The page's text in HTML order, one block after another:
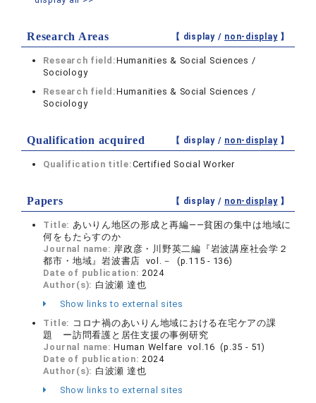
Research Areas 【 display / non-display】
Research field:Humanities & Social Sciences /
Sociology
Research field:Humanities & Social Sciences /
Sociology
Qualification acquired 【 display / non-display】
Qualification title:Certified Social Worker
Papers 【 display / non-display】
Title: あいりん地区の形成と再編――貧困の集中は地域に
何をもたらすのか
Journal name: 岸政彦・川野英二編『岩波講座社会学２
都市・地域』岩波書店 vol.－ (p.115 - 136)
Date of publication:2024
Author(s): 白波瀬 達也
Show links to external sites
Title: コロナ禍のあいりん地域における在宅ケアの課
題 ー訪問看護と居住支援の事例研究
Journal name:Human Welfare vol.16 (p.35 - 51)
Date of publication:2024
Author(s): 白波瀬 達也
Show links to external sites